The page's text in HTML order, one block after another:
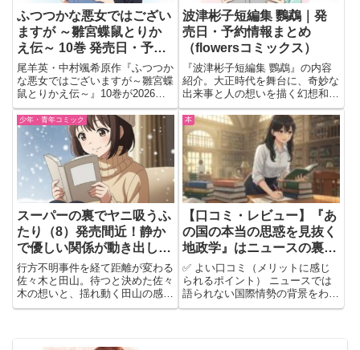
ふつつかな悪女ではござい
ますが ～雛宮蝶鼠とりか
え伝～ 10巻 発売日・予約
情報まとめ｜後宮の陰謀と
友情が動く注目の最新刊
尾羊英・中村颯希原作『ふつつか
な悪女ではございますが～雛宮蝶
鼠とりかえ伝～』10巻が2026年3
月31日発売。玲琳と慧月の関係
や後宮の陰謀が動き出す人気後宮
ファンタジー漫画の最新刊情報。
波津彬子短編集 鸚鵡｜発
売日・予約情報まとめ
（flowersコミックス）
『波津彬子短編集 鸚鵡』の内容
紹介。大正時代を舞台に、奇妙な
出来事と人の想いを描く幻想和風
ミステリー短編集。「鸚鵡」
「兎」など全8編を収録した注目
作。
少年・青年コミック
スーパーの裏でヤニ吸うふ
たり（8）発売間近！静か
で優しい関係が動き出しそ
うで情緒が追いつかない件
🚬🌙
行方不明事件を経て距離が変わる
佐々木と田山。待つと決めた佐々
木の想いと、揺れ動く田山の感情
を描く最新8巻のあらすじと見ど
本
【口コミ・レビュー】『あ
の国の本当の思惑を見抜く
地政学』はニュースの裏を
読み解く力を養える一冊！
✅ よい口コミ（メリットに感じ
られるポイント） ニュースでは
語られない国際情勢の背景をわか
りやすく解説している。 初心者